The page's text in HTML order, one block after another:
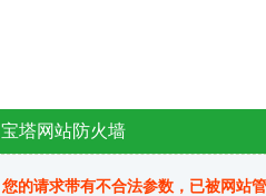
宝塔网站防火墙
您的请求带有不合法参数，已被网站